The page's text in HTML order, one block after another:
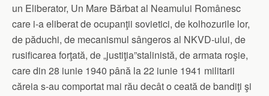
un Eliberator, Un Mare Bărbat al Neamului Românesc
care i-a eliberat de ocupanţii sovietici, de kolhozurile lor,
de păduchi, de mecanismul sângeros al NKVD-ului, de
rusificarea forţată, de „justiţia”stalinistă, de armata roşie,
care din 28 iunie 1940 până la 22 iunie 1941 militarii
căreia s-au comportat mai rău decât o ceată de bandiţi şi